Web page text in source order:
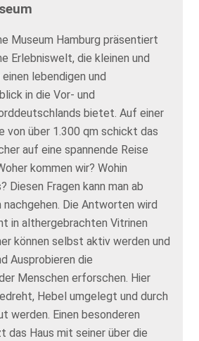
Museum Hamburg präsentiert
Erlebniswelt, die kleinen und
lebendigen und
in die Vor- und
bietet. Auf einer
von über 1.300 qm schickt das
auf eine spannende Reise
kommen wir? Wohin
Diesen Fragen kann man ab
Die Antworten wird
in althergebrachten Vitrinen
können selbst aktiv werden und
Ausprobieren die
Menschen erforschen. Hier
Hebel umgelegt und durch
werden. Einen besonderen
das Haus mit seiner über die